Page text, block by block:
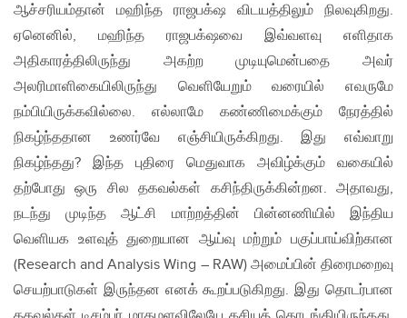
ஆச்சரியம்தான் மஹிந்த ராஜபக்‌ஷ விடயத்திலும் நிலவுகிறது.
ஏனெனில், மஹிந்த ராஜபக்‌ஷவை இவ்வளவு எளிதாக
அதிகாரத்திலிருந்து அகற்ற முடியுமென்பதை அவர்
அலரிமாளிகையிலிருந்து வெளியேறும் வரையில் எவருமே
நம்பியிருக்கவில்லை. எல்லாமே கண்ணிமைக்கும் நேரத்தில்
நிகழ்ந்ததான உணர்வே எஞ்சியிருக்கிறது. இது எவ்வாறு
நிகழ்ந்தது? இந்த புதிரை மெதுவாக அவிழ்க்கும் வகையில்
தற்போது ஒரு சில தகவல்கள் கசிந்திருக்கின்றன. அதாவது,
நடந்து முடிந்த ஆட்சி மாற்றத்தின் பின்னணியில் இந்திய
வெளியக உளவுத் துறையான ஆய்வு மற்றும் பகுப்பாய்விற்கான
(Research and Analysis Wing – RAW) அமைப்பின் திரைமறைவு
செயற்பாடுகள் இருந்தன எனக் கூறப்படுகிறது. இது தொடர்பான